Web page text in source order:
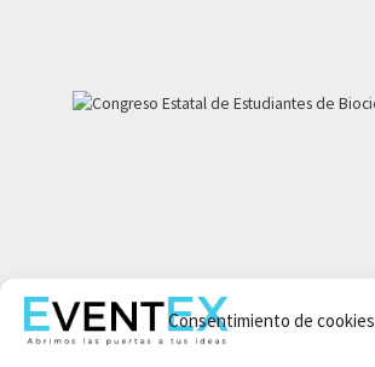
Consentimiento de cookies
Aviso legal